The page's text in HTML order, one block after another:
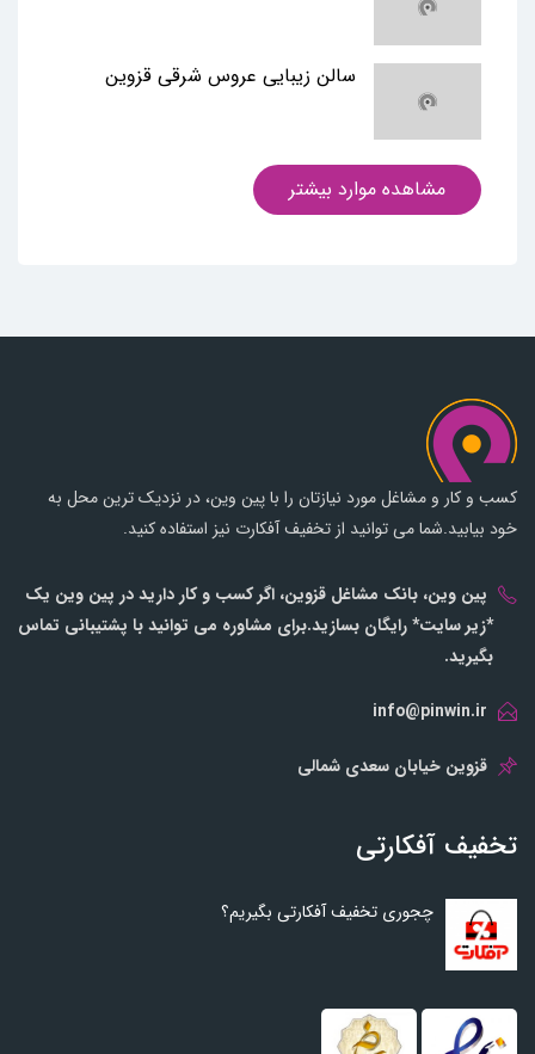
سالن زیبایی عروس شرقی قزوین
مشاهده موارد بیشتر
کسب و کار و مشاغل مورد نیازتان را با پین وین، در نزدیک ترین محل به
خود بیابید.شما می توانید از تخفیف آفکارت نیز استفاده کنید.
پین وین، بانک مشاغل قزوین، اگر کسب و کار دارید در پین وین یک
*زیر سایت* رایگان بسازید.برای مشاوره می توانید با پشتیبانی تماس
بگیرید.
info@pinwin.ir
قزوین خیابان سعدی شمالی
تخفیف آفکارتی
چجوری تخفیف آفکارتی بگیریم؟